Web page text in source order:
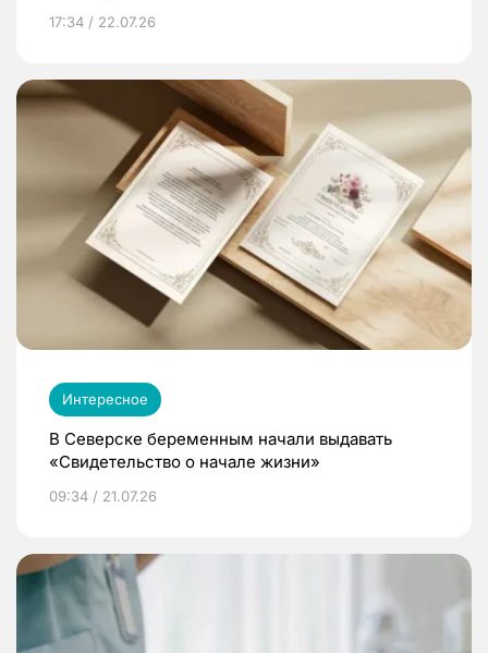
17:34 / 22.07.26
Интересное
В Северске беременным начали выдавать
«Свидетельство о начале жизни»
09:34 / 21.07.26